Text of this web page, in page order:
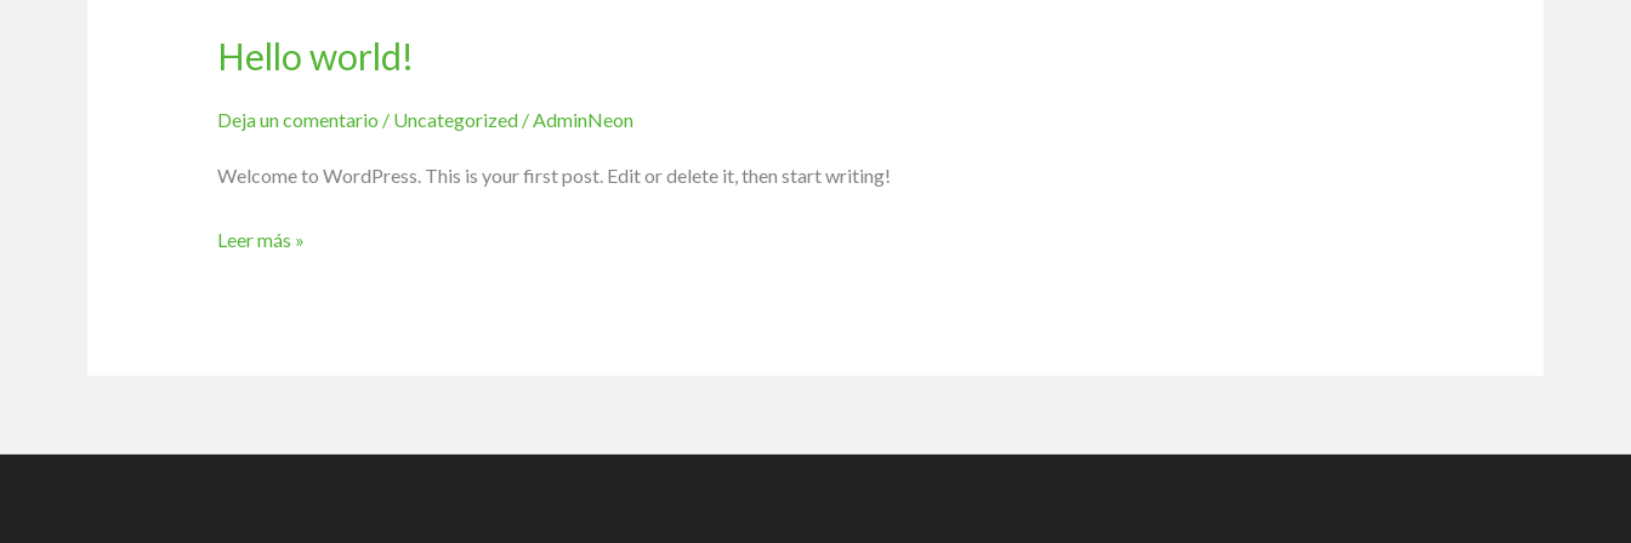
Hello world!
Deja un comentario / Uncategorized/AdminNeon
Welcome to WordPress. This is your first post. Edit or delete it, then start writing!
Hello
Leer más »